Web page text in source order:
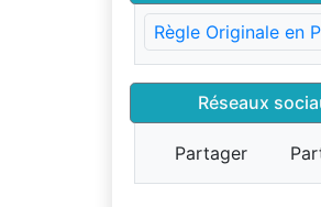
Règle Originale en
Réseaux
Partager